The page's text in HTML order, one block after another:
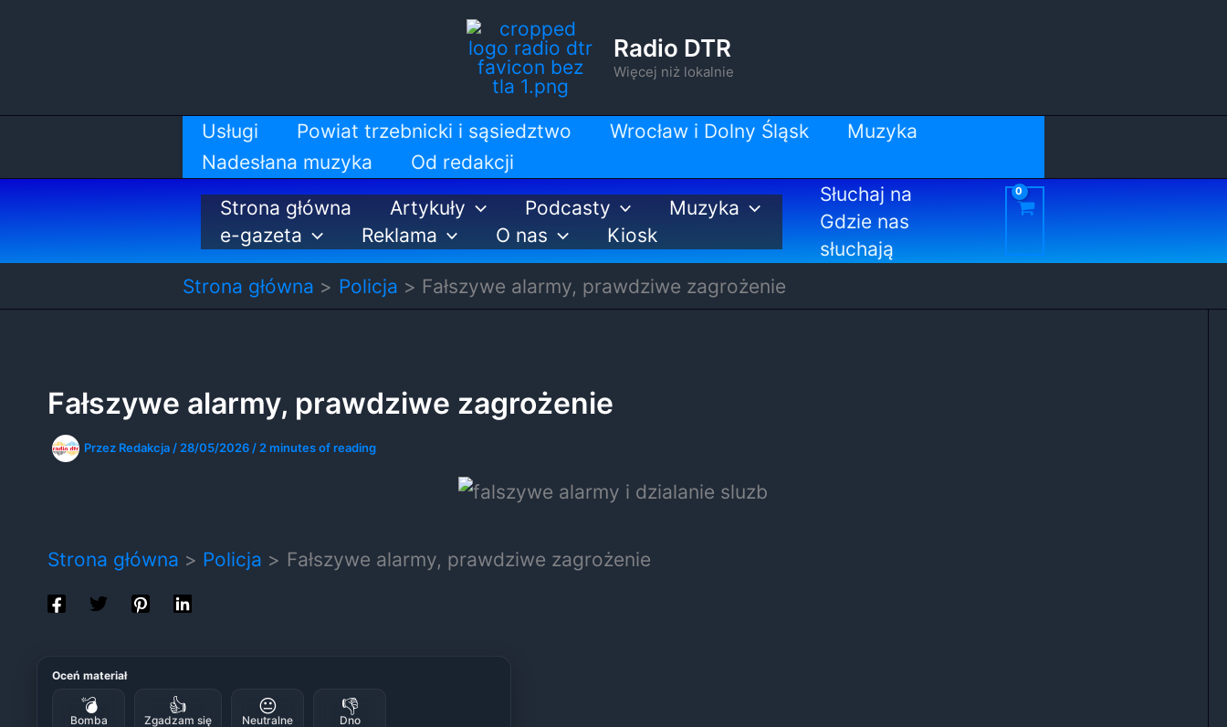
Radio DTR
Więcej niż lokalnie
Usługi Powiat trzebnicki i sąsiedztwo Wrocław i Dolny Śląsk
Muzyka
Nadesłana muzyka
Od redakcji
Strona główna
Artykuły Podcasty
Muzyka
e-gazeta
Reklama O nas Kiosk
Słuchaj na
Gdzie nas
słuchają
Strona główna
Policja Fałszywe alarmy, prawdziwe zagrożenie
Fałszywe alarmy, prawdziwe zagrożenie
Przez Redakcja / 28/05/2026 / 2 minutes of reading
Strona główna Policja Fałszywe alarmy, prawdziwe zagrożenie
Oceń materiał
💣
Bomba
👍
Zgadzam się
😐
Neutralne
👎
Dno